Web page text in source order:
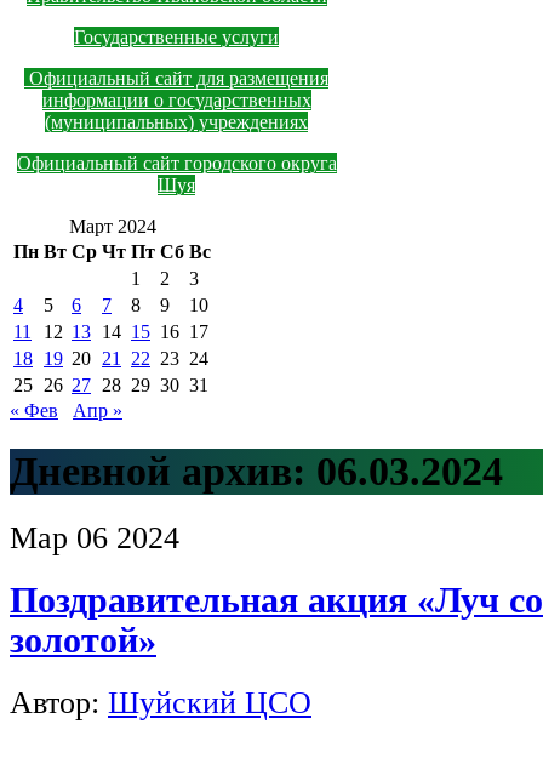
Государственные услуги
Официальный сайт для размещения
информации о государственных
(муниципальных) учреждениях
Официальный сайт городского округа
Шуя
Март 2024
Пн Вт Ср Чт Пт Сб Вс
1
2
3
4
5 6 7 8 9
10
11
12 13 14 15 16 17
18 19 20 21 22 23 24
25 26 27 28 29 30 31
« Фев
Апр »
Дневной архив: 06.03.2024
Мар 06 2024
Поздравительная акция «Луч
золотой»
Автор: Шуйский ЦСО